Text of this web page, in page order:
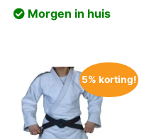
Morgen in huis
5% korting!